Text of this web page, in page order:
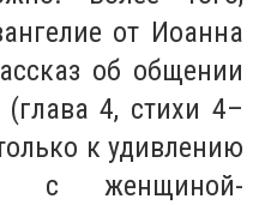
от Иоанна
об общении
4, стихи 4–
к удивлению
с женщиной-